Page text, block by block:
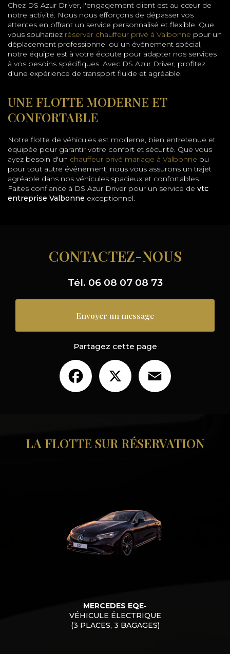
Chez DS Azur Driver, l'engagement client est au cœur de
notre activité. Nous nous efforçons de dépasser vos
attentes en offrant un service personnalisé et flexible. Que
vous souhaitiez réserver chauffeur privé à Valbonne pour un
déplacement professionnel ou un événement spécial,
notre équipe est à votre écoute pour adapter nos services
à vos besoins spécifiques. Avec DS Azur Driver, profitez
d'une expérience de transport fluide et agréable.
UNE FLOTTE MODERNE ET
CONFORTABLE
Notre flotte de véhicules est moderne, bien entretenue et
équipée pour garantir votre confort et sécurité. Que vous
ayez besoin d'un chauffeur privé mariage à Valbonne ou
pour tout autre événement, nous vous assurons un trajet
agréable dans nos véhicules spacieux et confortables.
Faites confiance à DS Azur Driver pour un service de vtc
entreprise Valbonne exceptionnel.
CONTACTEZ-NOUS
Tél. 06 08 07 08 73
Envoyer un message
Partagez cette page
Facebook
LA FLOTTE SUR RÉSERVATION
MERCEDES EQE-
VÉHICULE ÉLECTRIQUE
(3 PLACES, 3 BAGAGES)